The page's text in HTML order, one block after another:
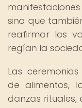
sino que
reafirmar los
regían la
Las
de alimentos,
danzas rituales,